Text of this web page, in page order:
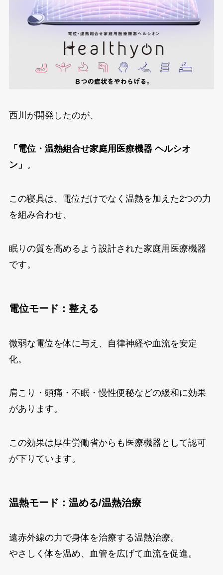
西川が開発したのが、
「電位・温熱組合せ家庭用医療機器 ヘルシオ
ン」 。
この寝具は、電位だけでなく温熱を加えた2つの力
を組み合わせ、
眠りの質を高めるよう設計された家庭用医療機器
です。
電位モード：整える
微弱な電位を体に与え、自律神経や血流を安定
化。
肩こり・頭痛・不眠・慢性便秘などの緩和に効果
があります。
この効果は厚生労働省からも医療機器として認可
が下りています。
温熱モード：温める/温熱治療
遠赤外線の力で身体を治療する温熱治療。
やさしく体を温め、血管を広げて血流を促進。